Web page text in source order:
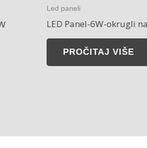
Led paneli
LED Panel-6W-okrugli
PROČITAJ VIŠE